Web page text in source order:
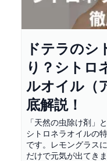
ドテラのシ
り？シトロ
ルオイル（
底解説！
「天然の虫除け剤」
シトロネラオイルの
です。レモングラス
だけで元気が出てき